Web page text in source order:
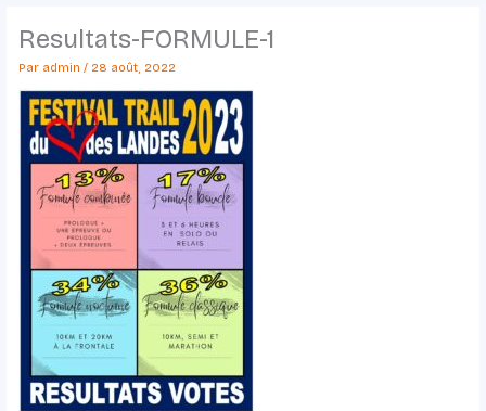
Resultats-FORMULE-1
Par admin / 28 août, 2022